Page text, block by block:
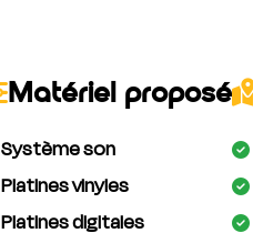
Matériel proposé
Système son
Platines vinyles
Platines digitales